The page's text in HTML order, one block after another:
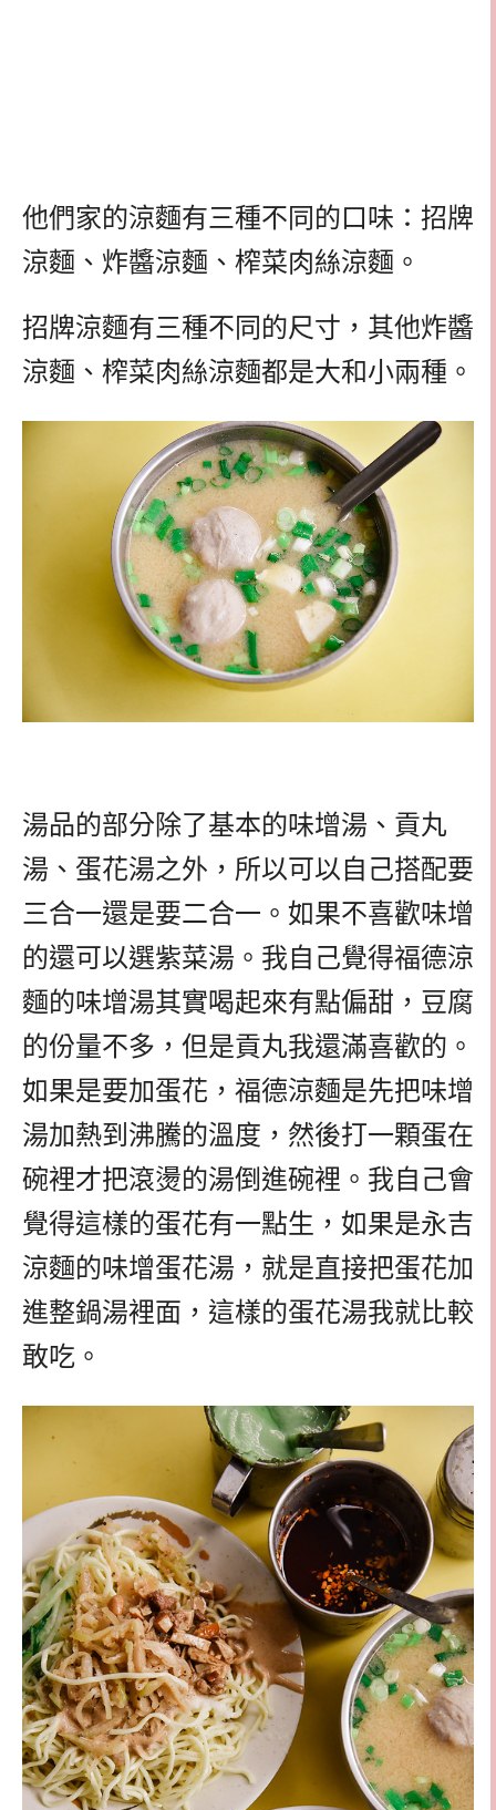
他們家的涼麵有三種不同的口味：招牌
涼麵、炸醬涼麵、榨菜肉絲涼麵。
招牌涼麵有三種不同的尺寸，其他炸醬
涼麵、榨菜肉絲涼麵都是大和小兩種。
湯品的部分除了基本的味增湯、貢丸
湯、蛋花湯之外，所以可以自己搭配要
三合一還是要二合一。如果不喜歡味增
的還可以選紫菜湯。我自己覺得福德涼
麵的味增湯其實喝起來有點偏甜，豆腐
的份量不多，但是貢丸我還滿喜歡的。
如果是要加蛋花，福德涼麵是先把味增
湯加熱到沸騰的溫度，然後打一顆蛋在
碗裡才把滾燙的湯倒進碗裡。我自己會
覺得這樣的蛋花有一點生，如果是永吉
涼麵的味增蛋花湯，就是直接把蛋花加
進整鍋湯裡面，這樣的蛋花湯我就比較
敢吃。